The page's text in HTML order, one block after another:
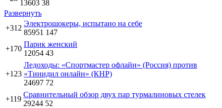
13603 38
Развернуть
+312
Электрошокеры, испытано на себе
85951 147
+170
Парик женский
12054 43
+123
Ледоходы: «Спортмастер офлайн» (Россия) против
«Тинидил онлайн» (КНР)
24697 72
+119
Сравнительный обзор двух пар турмалиновых стелек
29244 52